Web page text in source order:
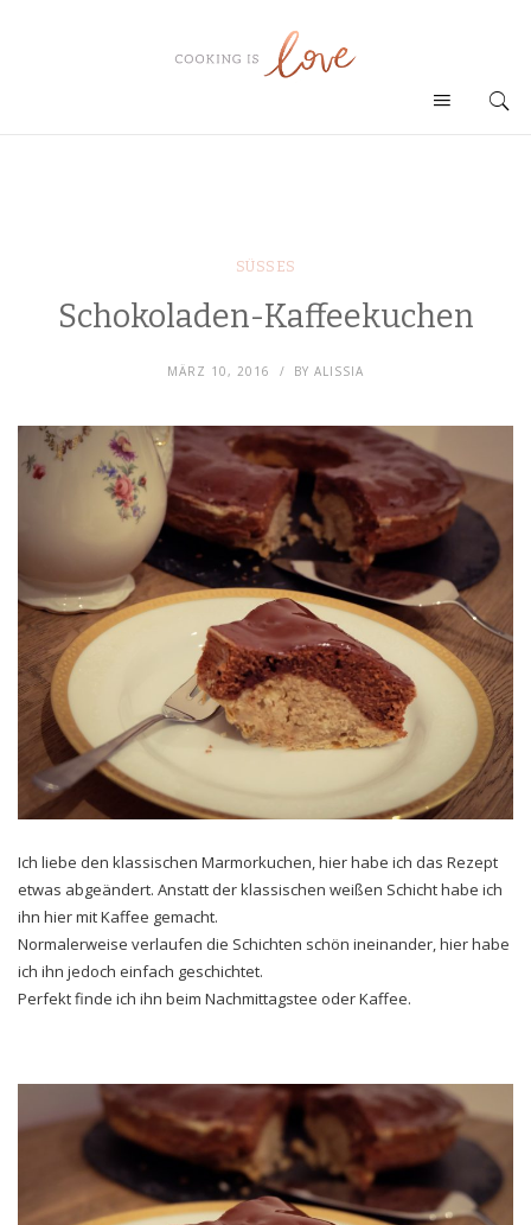
SÜSSES
Schokoladen-Kaffeekuchen
MÄRZ 10, 2016 BY ALISSIA
Ich liebe den klassischen Marmorkuchen, hier habe ich das Rezept
etwas abgeändert. Anstatt der klassischen weißen Schicht habe ich
ihn hier mit Kaffee gemacht.
Normalerweise verlaufen die Schichten schön ineinander, hier habe
ich ihn jedoch einfach geschichtet.
Perfekt finde ich ihn beim Nachmittagstee oder Kaffee.